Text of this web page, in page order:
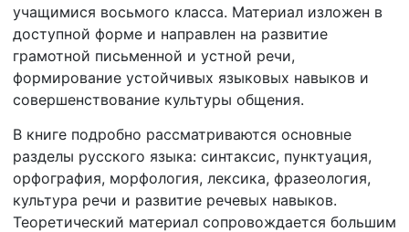
учащимися восьмого класса. Материал изложен в
доступной форме и направлен на развитие
грамотной письменной и устной речи,
формирование устойчивых языковых навыков и
совершенствование культуры общения.
В книге подробно рассматриваются основные
разделы русского языка: синтаксис, пунктуация,
орфография, морфология, лексика, фразеология,
культура речи и развитие речевых навыков.
Теоретический материал сопровождается большим